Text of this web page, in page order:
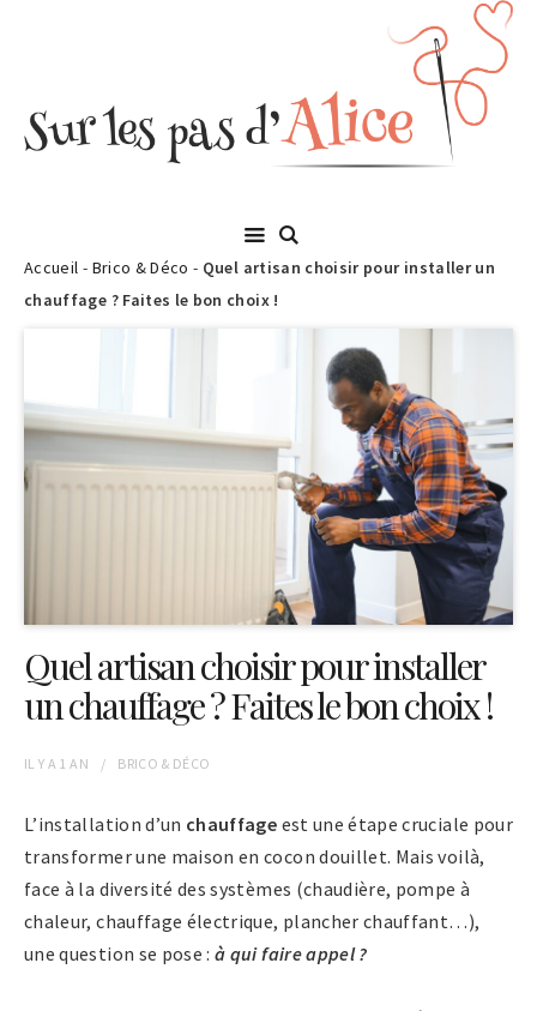
Accueil - Brico & Déco - Quel artisan choisir pour installer un
chauffage ? Faites le bon choix !
Quel artisan choisir pour installer
un chauffage ? Faites le bon choix !
IL Y A 1 AN BRICO & DÉCO
L’installation d’un chauffage est une étape cruciale pour
transformer une maison en cocon douillet. Mais voilà,
face à la diversité des systèmes (chaudière, pompe à
chaleur, chauffage électrique, plancher chauffant…),
une question se pose :à qui faire appel ?